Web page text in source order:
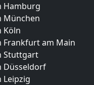
Hamburg
München
Köln
Frankfurt am Main
Stuttgart
Düsseldorf
Leipzig